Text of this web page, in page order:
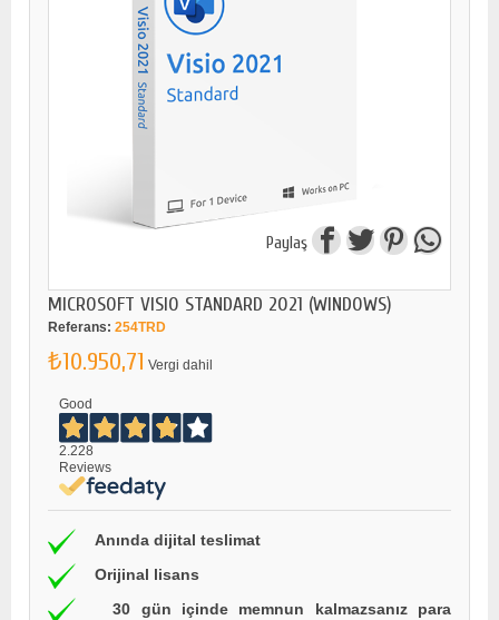
Paylaş
MICROSOFT VISIO STANDARD 2021 (WINDOWS)
Referans: 254TRD
₺10.950,71 Vergi dahil
Good
2.228
Reviews
Anında dijital teslimat
Orijinal lisans
30 gün içinde memnun kalmazsanız para